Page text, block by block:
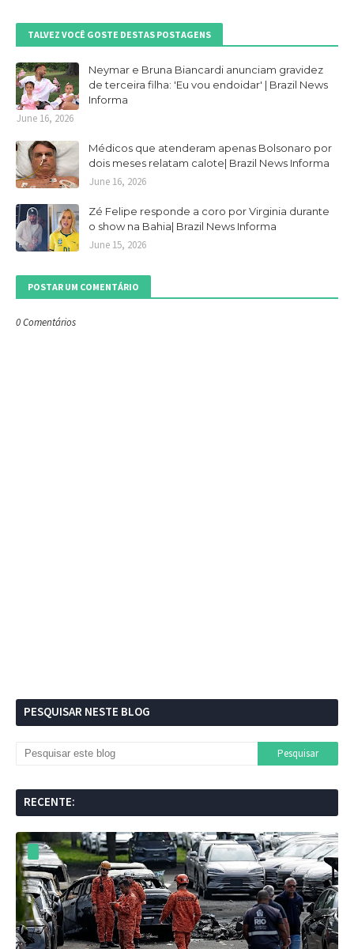
TALVEZ VOCÊ GOSTE DESTAS POSTAGENS
Neymar e Bruna Biancardi anunciam gravidez
de terceira filha: 'Eu vou endoidar' | Brazil News
Informa
June 16, 2026
Médicos que atenderam apenas Bolsonaro por
dois meses relatam calote| Brazil News Informa
June 16, 2026
Zé Felipe responde a coro por Virginia durante
o show na Bahia| Brazil News Informa
June 15, 2026
POSTAR UM COMENTÁRIO
0 Comentários
PESQUISAR NESTE BLOG
RECENTE: